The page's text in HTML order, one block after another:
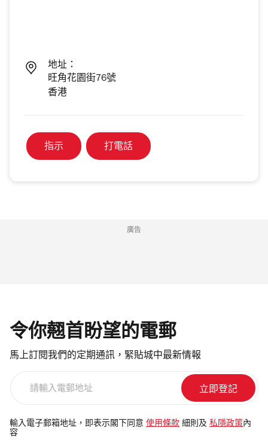
地址：
旺角花園街76號
香港
指示 打電話
廣告
令你翹首盼望的電郵
馬上訂閱我們的定期通訊，緊貼城中最新情報
電
郵
輸入電子郵箱地址，即表示閣下同意 使用條款 細則及 私隱政策 內
容